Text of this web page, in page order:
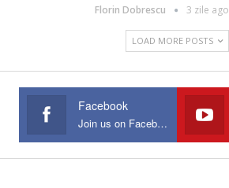
Florin Dobrescu 3 zile ago
LOAD MORE POSTS
Facebook
Join us on Facebook